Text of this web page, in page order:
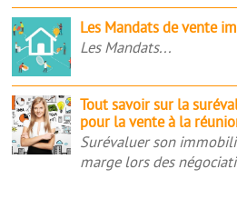
est
en
fin
de
défiscalisation
à
la
Réunion
Les
Mandats
de
vente
immobilière
à
la
Les Mandats de vente
Les Mandats...
Tout
savoir
sur
Tout savoir sur la
pour la vente à la
Surévaluer son
marge lors des